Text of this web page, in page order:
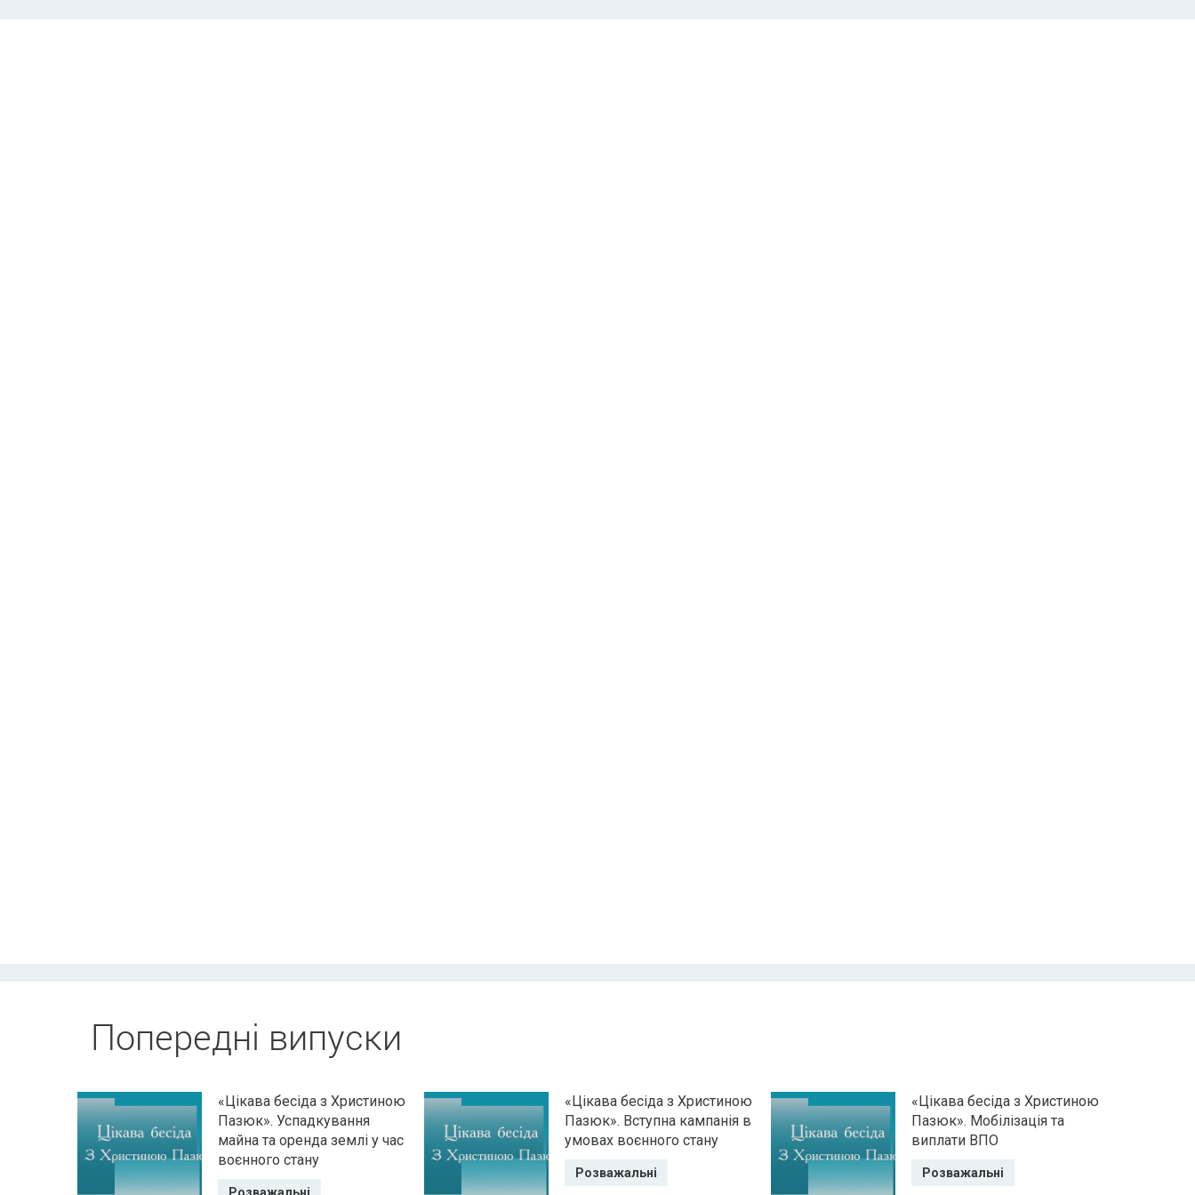
Попередні випуски
«Цікава бесіда з Христиною
Пазюк». Успадкування
майна та оренда землі у час
воєнного стану
Розважальні
«Цікава бесіда з Христиною
Пазюк». Вступна кампанія в
умовах воєнного стану
Розважальні
«Цікава бесіда з Христиною
Пазюк». Мобілізація та
виплати ВПО
Розважальні